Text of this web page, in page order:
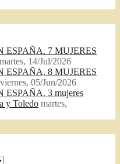
7 MUJERES
martes, 14/Jul/2026
8 MUJERES
viernes, 05/Jun/2026
3 mujeres
y Toledo martes,